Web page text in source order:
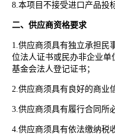
8.本项目不接受进口产品投
二、供应商资格要求
1.供应商须具有独立承担民
位法人证书或民办非企业
基金会法人登记证书；
2.供应商须具有良好的商业
3.供应商须具有履行合同所
4.供应商须具有依法缴纳税